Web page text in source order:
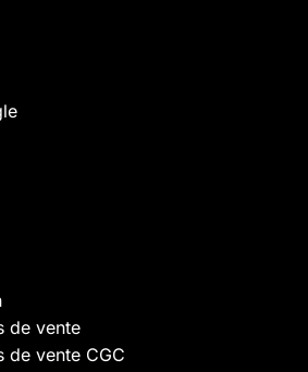
de vente
de vente CGC